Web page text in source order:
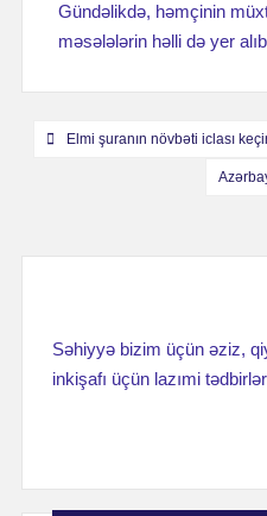
Gündəlikdə, həmçinin
məsələlərin həlli də yer
Навигация
Elmi şuranın növbəti iclası
Səhiyyə bizim üçün əziz,
inkişafı üçün lazımi